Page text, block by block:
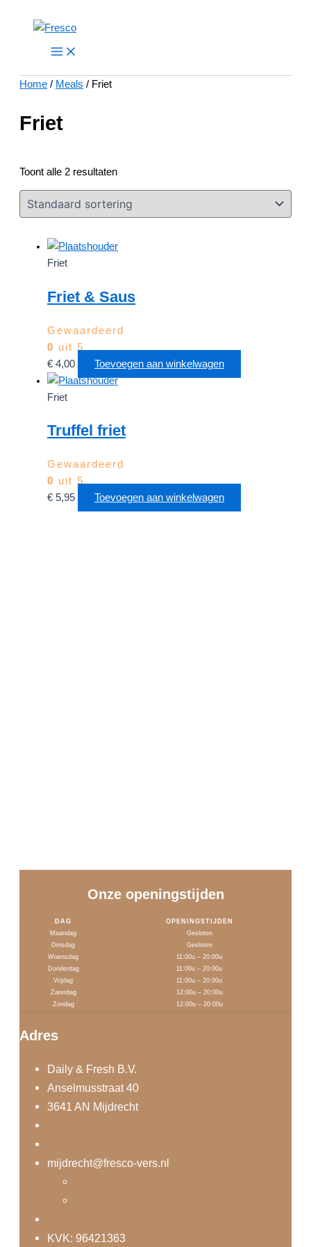
inhoud
Main
Menu
Home / Meals / Friet
Friet
Toont alle 2 resultaten
Friet
Friet & Saus
Gewaardeerd
0 uit 5
€ 4,00 Toevoegen aan winkelwagen
Friet
Truffel friet
Gewaardeerd
0 uit 5
€ 5,95 Toevoegen aan winkelwagen
Onze openingstijden
DAG
OPENINGSTIJDEN
Maandag
Gesloten
Dinsdag
Gesloten
Woensdag
11:00u – 20:00u
Donderdag
11:00u – 20:00u
Vrijdag
11:00u – 20:00u
Zaterdag
12:00u – 20:00u
Zondag
12:00u – 20:00u
Adres
Daily & Fresh B.V.
Anselmusstraat 40
3641 AN Mijdrecht
mijdrecht@fresco-vers.nl
KVK: 96421363